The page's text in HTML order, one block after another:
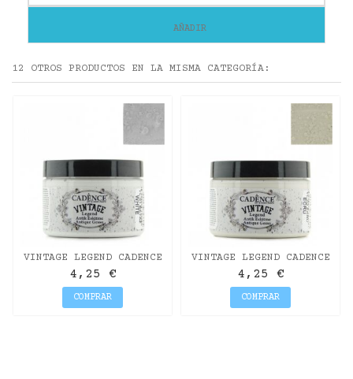
AÑADIR
12 OTROS PRODUCTOS EN LA MISMA CATEGORÍA:
VINTAGE LEGEND CADENCE
BLANCO 150ML
4,25 €
COMPRAR
VINTAGE LEGEND CADENCE
CREMA 150ML
4,25 €
COMPRAR